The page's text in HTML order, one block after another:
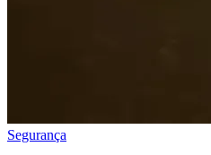
Segurança